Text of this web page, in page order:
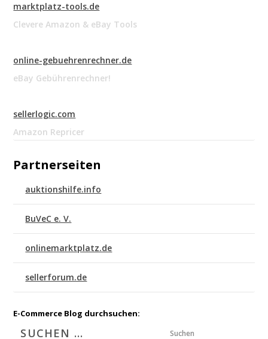
marktplatz-tools.de
Clevere Amazon & eBay Tools
online-gebuehrenrechner.de
eBay Gebührenrechner!
sellerlogic.com
Amazon Repricer
Partnerseiten
auktionshilfe.info
BuVeC e. V.
onlinemarktplatz.de
sellerforum.de
E-Commerce Blog durchsuchen:
Suchen